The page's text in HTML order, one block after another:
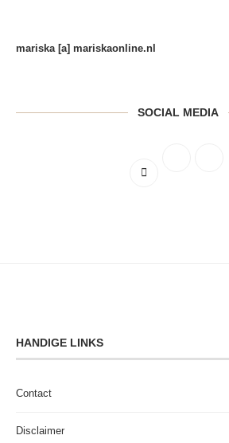
mariska [a] mariskaonline.nl
SOCIAL MEDIA
HANDIGE LINKS
Contact
Disclaimer